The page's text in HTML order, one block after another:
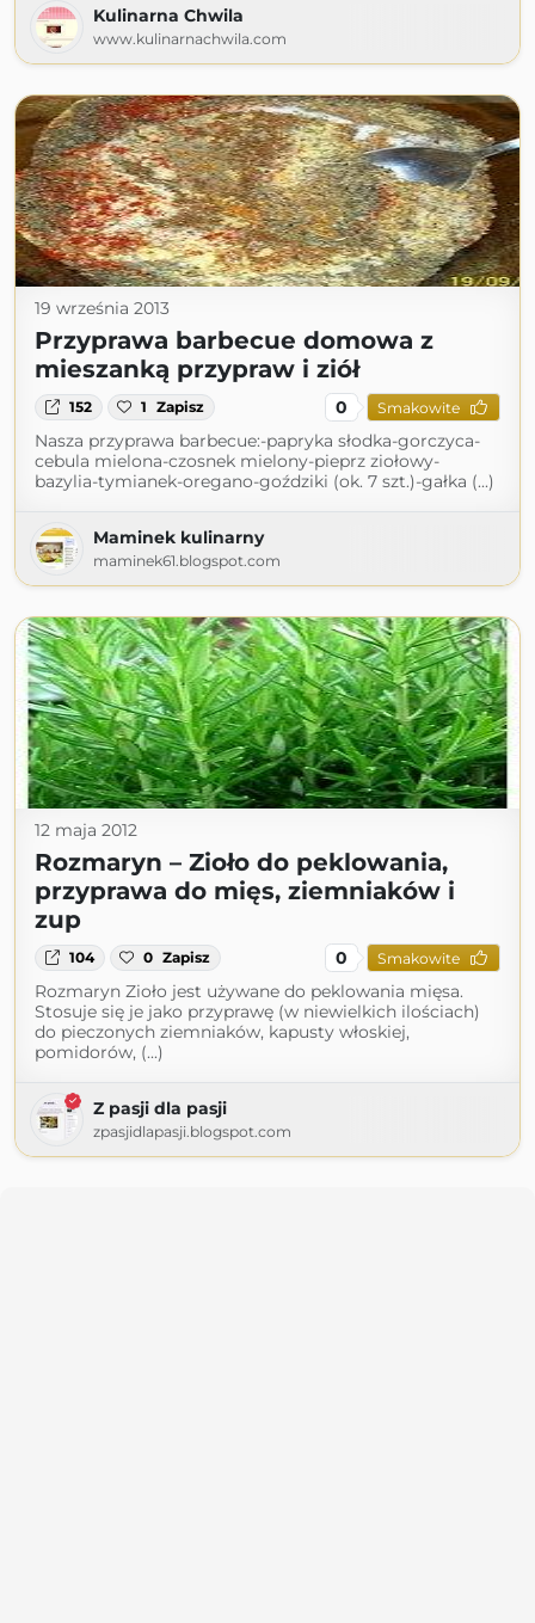
Kulinarna Chwila
www.kulinarnachwila.com
19 września 2013
Przyprawa barbecue domowa z
mieszanką przypraw i ziół
152 1 Zapisz 0 Smakowite
Nasza przyprawa barbecue:-papryka słodka-gorczyca-
cebula mielona-czosnek mielony-pieprz ziołowy-
bazylia-tymianek-oregano-goździki (ok. 7 szt.)-gałka (...)
Maminek kulinarny
maminek61.blogspot.com
12 maja 2012
Rozmaryn – Zioło do peklowania,
przyprawa do mięs, ziemniaków i
zup
104 0 Zapisz 0 Smakowite
Rozmaryn Zioło jest używane do peklowania mięsa.
Stosuje się je jako przyprawę (w niewielkich ilościach)
do pieczonych ziemniaków, kapusty włoskiej,
pomidorów, (...)
Z pasji dla pasji
zpasjidlapasji.blogspot.com